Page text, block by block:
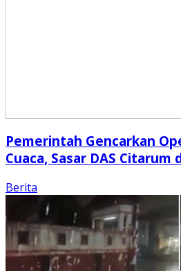
Pemerintah Gencarkan
Cuaca, Sasar DAS Citarum
Berita